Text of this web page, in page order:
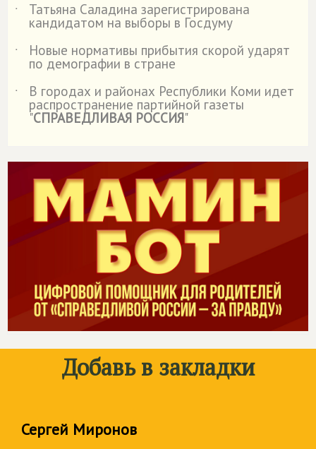
˙
Татьяна Саладина зарегистрирована
кандидатом на выборы в Госдуму
˙
Новые нормативы прибытия скорой ударят
по демографии в стране
˙
В городах и районах Республики Коми идет
распространение партийной газеты
"СПРАВЕДЛИВАЯ РОССИЯ"
Добавь в закладки
Сергей Миронов